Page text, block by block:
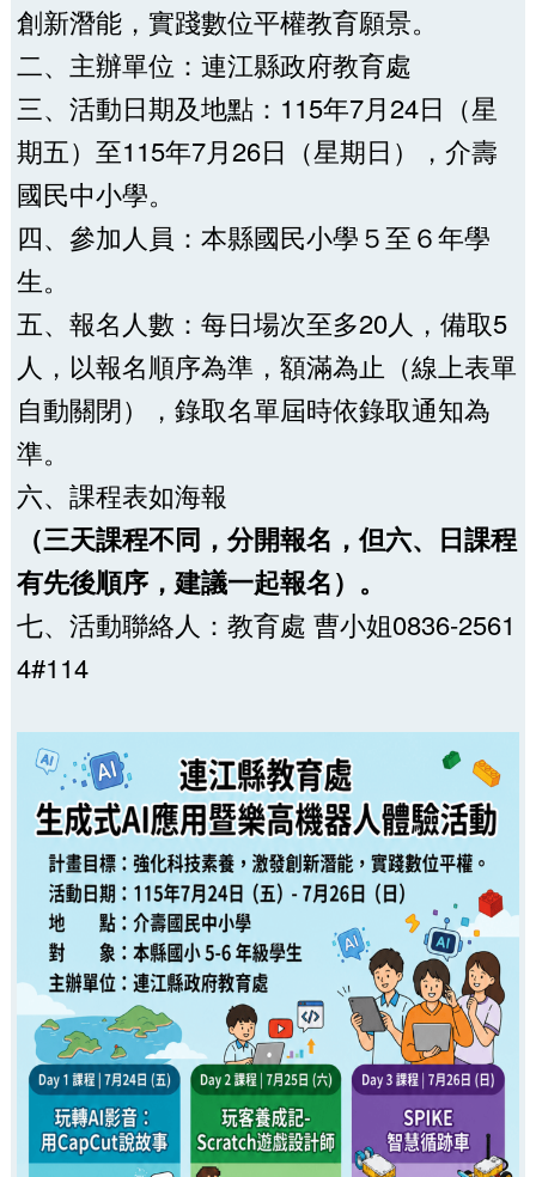
創新潛能，實踐數位平權教育願景。
二、主辦單位：連江縣政府教育處
三、活動日期及地點：115年7月24日（星
期五）至115年7月26日（星期日），介壽
國民中小學。
四、參加人員：本縣國民小學５至６年學
生。
五、報名人數：每日場次至多20人，備取5
人，以報名順序為準，額滿為止（線上表單
自動關閉），錄取名單屆時依錄取通知為
準。
六、課程表如海報
（三天課程不同，分開報名，但六、日課程
有先後順序，建議一起報名）。
七、活動聯絡人：教育處 曹小姐0836-2561
4#114